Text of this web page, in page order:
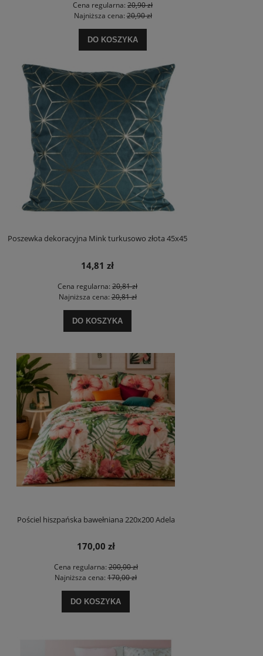
Cena regularna: 20,90 zł
Najniższa cena:20,90 zł
DO KOSZYKA
Poszewka dekoracyjna Mink turkusowo złota 45x45
14,81 zł
Cena regularna: 20,81 zł
Najniższa cena:20,81 zł
DO KOSZYKA
Pościel hiszpańska bawełniana 220x200 Adela
170,00 zł
Cena regularna:200,00 zł
Najniższa cena: 170,00 zł
DO KOSZYKA